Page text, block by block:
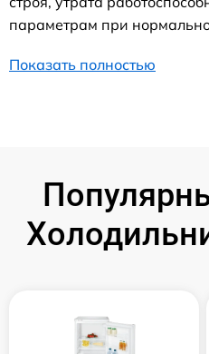
параметрам при
Показать полностью